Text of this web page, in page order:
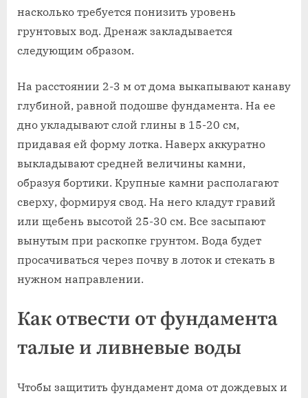
насколько требуется понизить уровень
грунтовых вод. Дренаж закладывается
следующим образом.
На расстоянии 2-3 м от дома выкапывают канаву
глубиной, равной подошве фундамента. На ее
дно укладывают слой глины в 15-20 см,
придавая ей форму лотка. Наверх аккуратно
выкладывают средней величины камни,
образуя бортики. Крупные камни располагают
сверху, формируя свод. На него кладут гравий
или щебень высотой 25-30 см. Все засыпают
вынутым при раскопке грунтом. Вода будет
просачиваться через почву в лоток и стекать в
нужном направлении.
Как отвести от фундамента
талые и ливневые воды
Чтобы защитить фундамент дома от дождевых и